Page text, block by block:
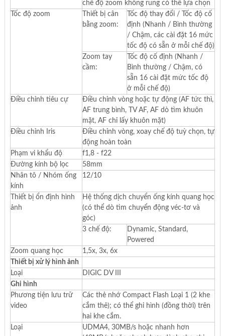
chế độ zoom không rung có thể lựa chọn
Tốc độ zoom
Thiết bị cân
bằng zoom:
Tốc độ thay đổi / Tốc độ cố
định (Nhanh / Bình thường
/ Chậm, các cài đặt 16 mức
tốc độ có sẵn ở mỗi chế độ)
Zoom tay
cầm:
Tốc độ cố định (Nhanh /
Bình thường / Chậm, có
sẵn 16 cài đặt mức tốc độ
ở mỗi chế độ)
Điều chỉnh tiêu cự
Điều chỉnh vòng hoặc tự động (AF tức thì,
AF trung bình, TV AF, AF dò tìm khuôn
mặt, AF chỉ lấy khuôn mặt)
Điều chỉnh Iris
Điều chỉnh vòng, xoay chế độ tuỳ chọn, tự
động hoàn toàn
Phạm vi khẩu độ
f1,8 - f22
Đường kính bộ lọc
58mm
Nhân tô / Nhóm ống
kính
12/10
Thiết bị ổn định hình
ảnh
Hệ thống dịch chuyển ống kính quang học
(có thể dò tìm chuyển động véc-tơ và
góc)
3 chế độ:
Dynamic, Standard,
Powered
Zoom quang học
1,5x, 3x, 6x
Thiết bị xử lý hình ảnh
Loại
DIGIC DV III
Ghi hình
Phương tiện lưu trữ
video
Các thẻ nhớ Compact Flash Loại 1 (2 khe
cắm thẻ); có thể ghi hình (đồng thời) trên
hai khe cắm.
Loại
UDMA4, 30MB/s hoặc nhanh hơn